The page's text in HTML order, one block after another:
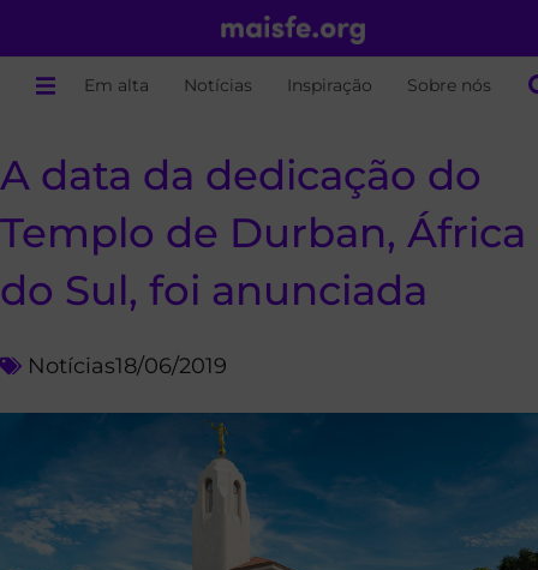
Em alta Notícias Inspiração Sobre nós
A data da dedicação do
Templo de Durban, África
do Sul, foi anunciada
Notícias18/06/2019